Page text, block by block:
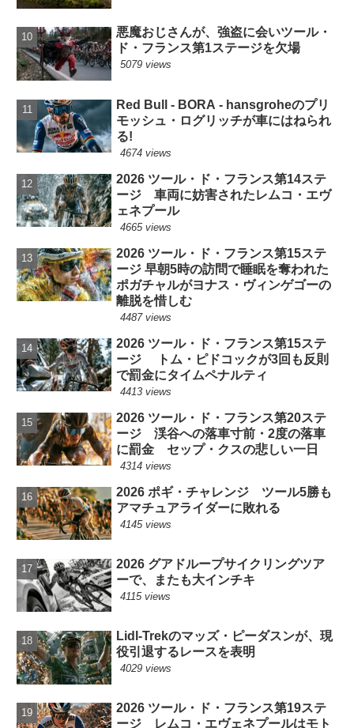
悪魔おじさんが、強盗に会いツール・
ド・フランス第1ステージを欠場
5079 views
Red Bull - BORA - hansgroheのプリ
モッシュ・ログリッチが車にはねられ
る!
4674 views
2026 ツール・ド・フランス第14ステ
ージ 車両に妨害されたレムコ・エヴ
ェネプール
4665 views
2026 ツール・ド・フランス第15ステ
ージ 早朝5時の訪問で睡眠を奪われた
ポガチャルがヨナス・ヴィンゲゴーの
離脱を惜しむ
4487 views
2026 ツール・ド・フランス第15ステ
ージ トム・ピドコックが3回も反則
で罰金にタイムペナルティ
4413 views
2026 ツール・ド・フランス第20ステ
ージ 渓谷への落車寸前・2度の落車
に罰金 セップ・クスの悲しい一日
4314 views
2026 ポギ・チャレンジ ツール5勝も
アマチュアライダーに敗れる
4145 views
2026 グアドループサイクリングツア
ーで、またも大インチキ
4115 views
Lidl-Trekのマッズ・ピーダスンが、現
役引退するレースを表明
4029 views
2026 ツール・ド・フランス第19ステ
ージ レムコ・エヴェネプールはモト